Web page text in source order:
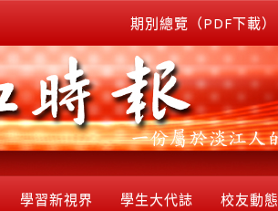
期別總覽（PDF下載）
學習新視界 學生大代誌 校友動態